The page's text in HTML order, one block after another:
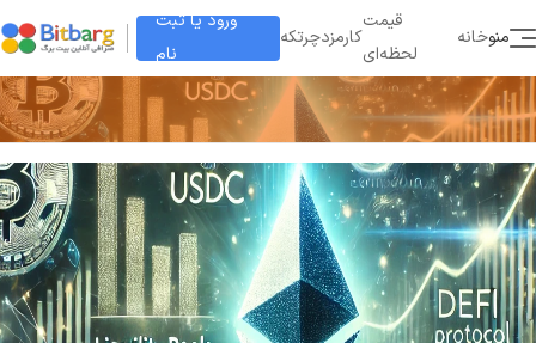
ورود یا ثبت
نام
چرتکهکارمزد
قیمت
لحظه‌ای
خانهمنو